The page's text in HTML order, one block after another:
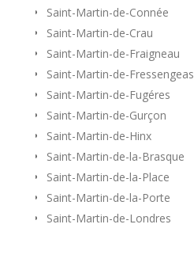
Saint-Martin-de-Connée
Saint-Martin-de-Crau
Saint-Martin-de-Fraigneau
Saint-Martin-de-Fressengeas
Saint-Martin-de-Fugéres
Saint-Martin-de-Gurçon
Saint-Martin-de-Hinx
Saint-Martin-de-la-Brasque
Saint-Martin-de-la-Place
Saint-Martin-de-la-Porte
Saint-Martin-de-Londres